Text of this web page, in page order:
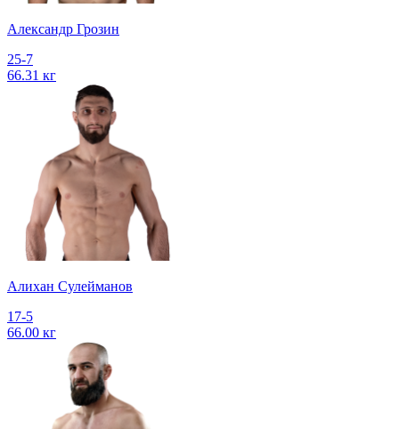
Александр Грозин
25-7
66.31 кг
Алихан Сулейманов
17-5
66.00 кг